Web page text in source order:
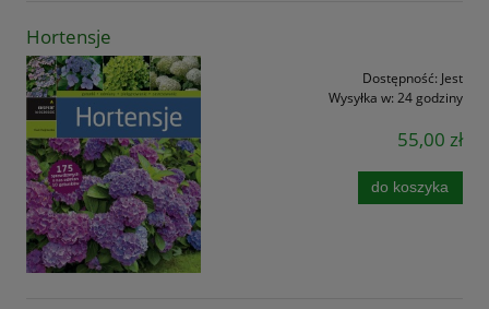
Hortensje
Dostępność: Jest
Wysyłka w: 24 godziny
55,00 zł
do koszyka